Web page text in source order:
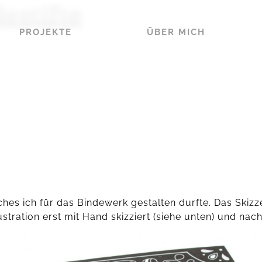
PROJEKTE ÜBER MICH
ich für das Bindewerk gestalten durfte. Das
erst mit Hand skizziert (siehe unten) und